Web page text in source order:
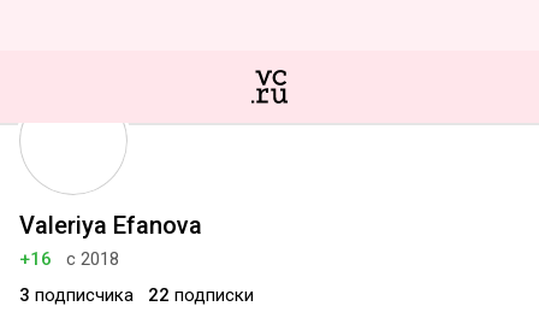
Valeriya Efanova
+16
с 2018
3 подписчика 22 подписки